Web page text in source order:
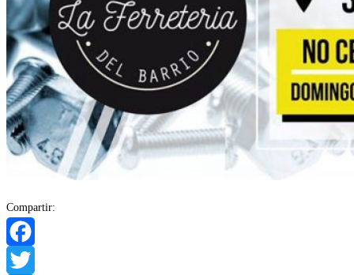
Compartir:
Facebook